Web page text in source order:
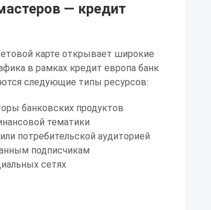
— кредит
карте открывает широкие
в рамках кредит европа банк
следующие типы ресурсов:
банковских продуктов
тематики
потребительской аудиторией
подписчикам
сетях